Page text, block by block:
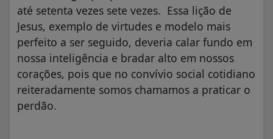
até setenta vezes sete vezes. Essa lição de
Jesus, exemplo de virtudes e modelo mais
perfeito a ser seguido, deveria calar fundo em
nossa inteligência e bradar alto em nossos
corações, pois que no convívio social cotidiano
reiteradamente somos chamamos a praticar o
perdão.